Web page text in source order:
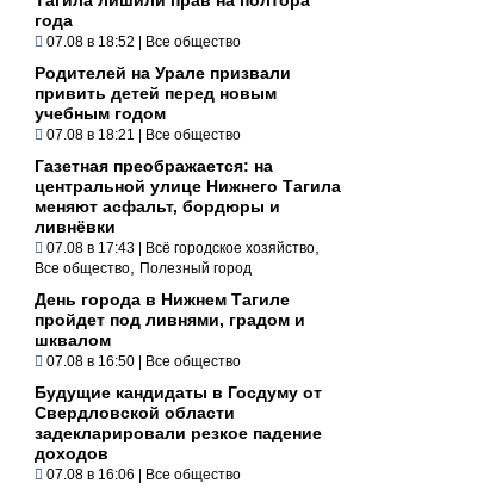
года
07.08 в 18:52 | Все общество
Родителей на Урале призвали
привить детей перед новым
учебным годом
07.08 в 18:21 | Все общество
Газетная преображается: на
центральной улице Нижнего Тагила
меняют асфальт, бордюры и
ливнёвки
07.08 в 17:43 | Всё городское хозяйство
Все общество Полезный город
День города в Нижнем Тагиле
пройдет под ливнями, градом и
шквалом
07.08 в 16:50 | Все общество
Будущие кандидаты в Госдуму от
Свердловской области
задекларировали резкое падение
доходов
07.08 в 16:06 | Все общество